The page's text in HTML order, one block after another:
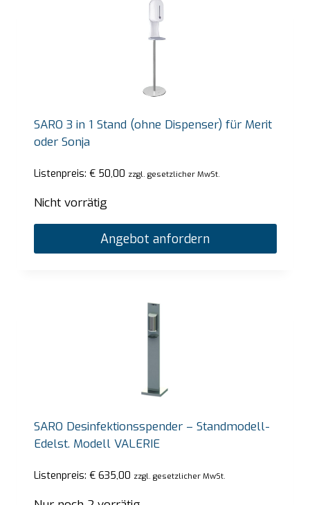
SARO 3 in 1 Stand (ohne Dispenser) für Merit
oder Sonja
Listenpreis: €50,00 zzgl. gesetzlicher MwSt.
Nicht vorrätig
Angebot anfordern
SARO Desinfektionsspender – Standmodell-
Edelst. Modell VALERIE
Listenpreis: €635,00 zzgl. gesetzlicher MwSt.